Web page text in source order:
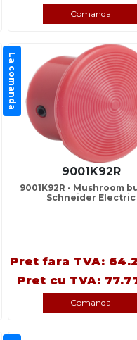
Comanda
La comanda
9001K92R
9001K92R - Mushroom
Schneider Electric
Pret fara TVA:
Pret cu TVA:
Comanda